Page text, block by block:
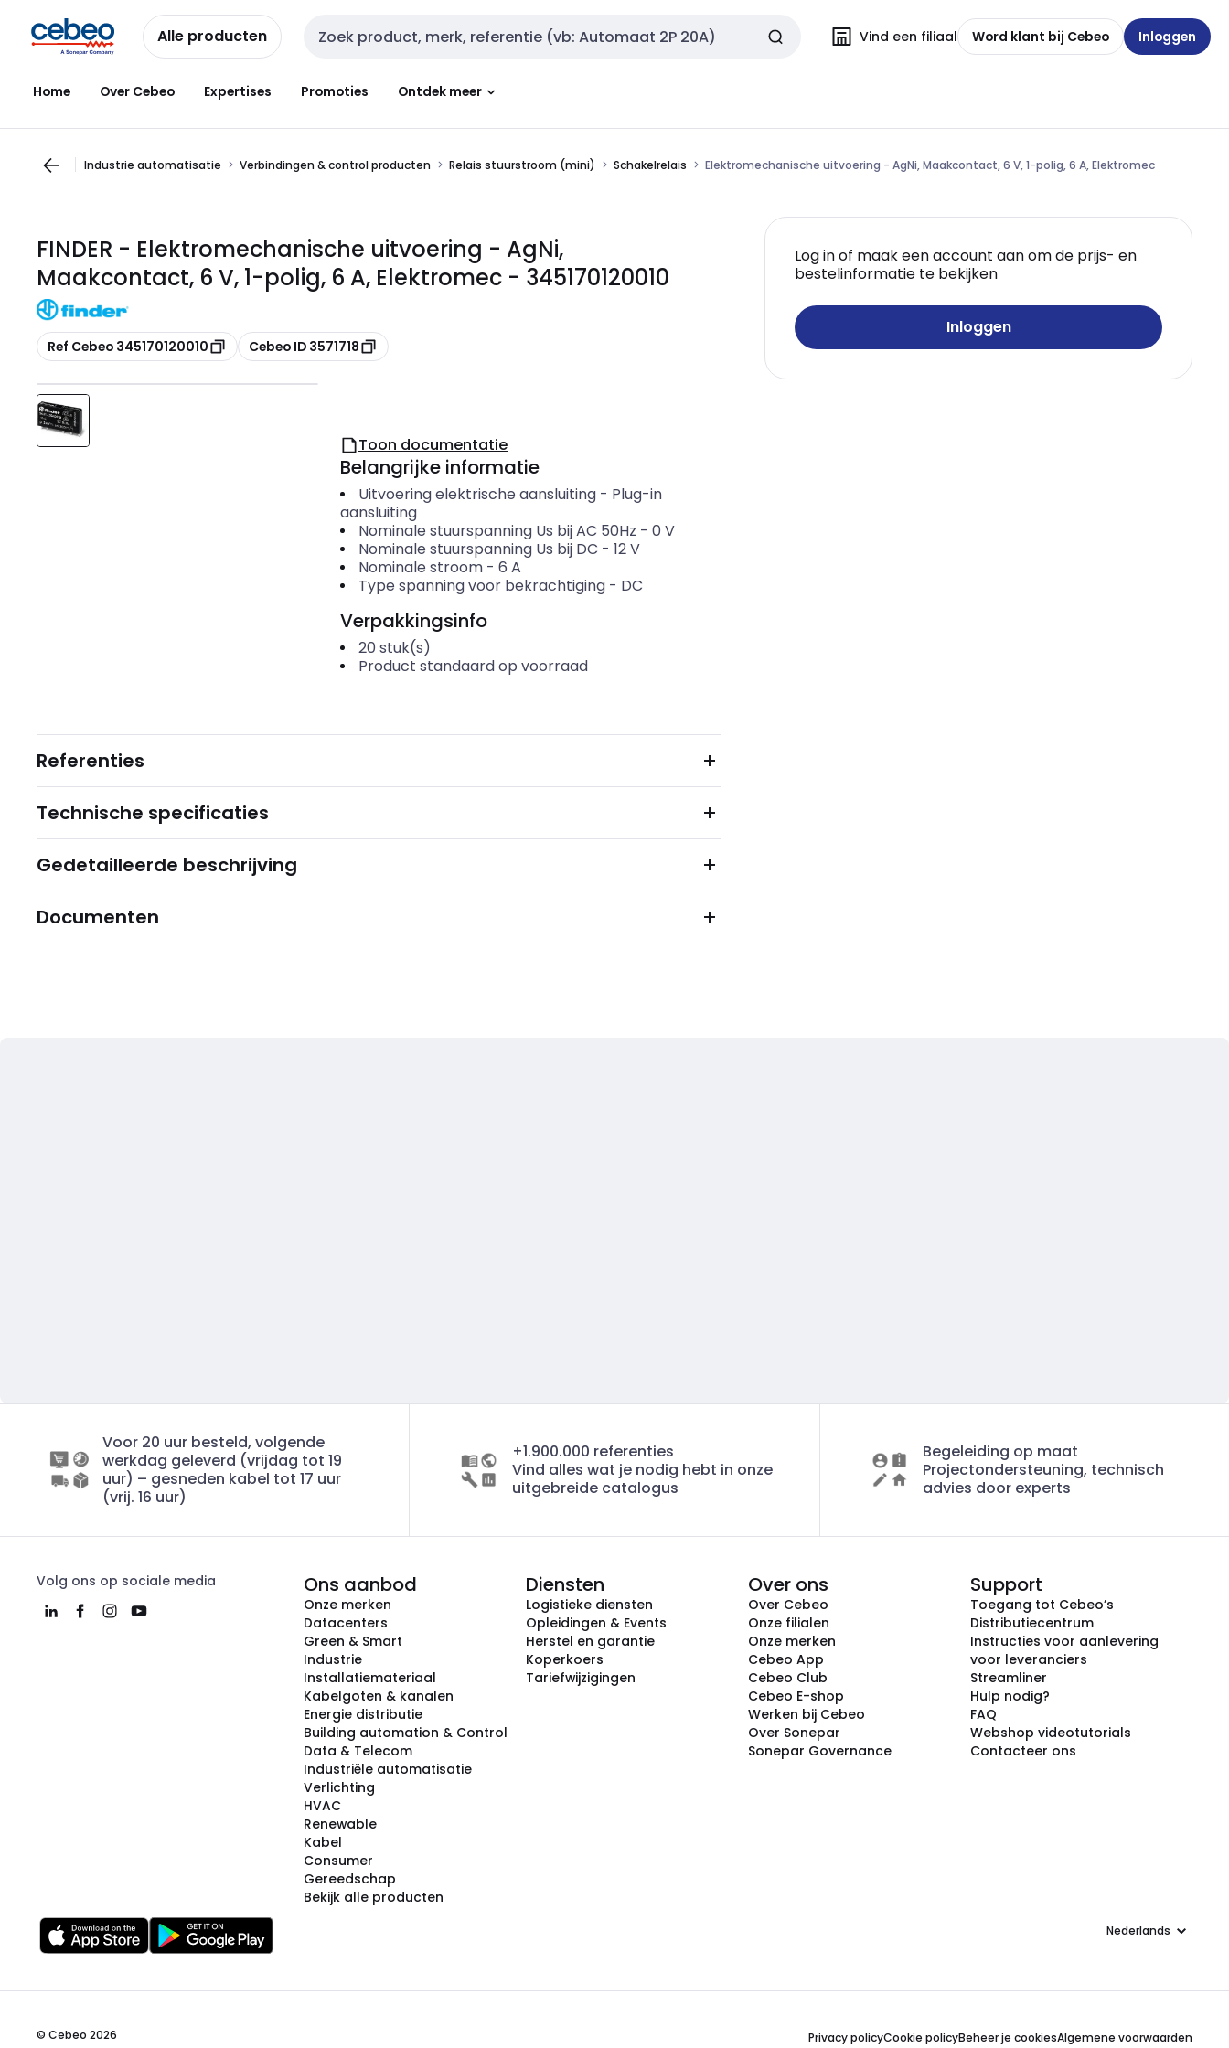
naar
navigatie
naar
inhoud
Alle producten Zoekveld invoer Vind een filiaal Word klant bij Cebeo Inloggen
Home Over Cebeo Expertises Promoties Ontdek meer
Industrie automatisatie Verbindingen & control producten Relais stuurstroom (mini) Schakelrelais Elektromechanische uitvoering - AgNi, Maakcontact, 6 V, 1-polig, 6 A, Elektromec
FINDER - Elektromechanische uitvoering - AgNi,
Maakcontact, 6 V, 1-polig, 6 A, Elektromec - 345170120010
Kopiëren
Ref Cebeo 345170120010 Kopiëren
Cebeo ID 3571718
Log in of maak een account aan om de prijs- en
bestelinformatie te bekijken
Inloggen
Toon documentatie
Belangrijke informatie
Uitvoering elektrische aansluiting- Plug-in
aansluiting
Nominale stuurspanning Us bij AC 50Hz - 0 V
Nominale stuurspanning Us bij DC - 12V
Nominale stroom- 6 A
Type spanning voor bekrachtiging- DC
Verpakkingsinfo
20 stuk(s)
Product standaard op voorraad
Referenties
Technische specificaties
Gedetailleerde beschrijving
Documenten
Voor 20 uur besteld, volgende
werkdag geleverd (vrijdag tot 19
uur) – gesneden kabel tot 17 uur
(vrij. 16 uur)
+1.900.000 referenties
Vind alles wat je nodig hebt in onze
uitgebreide catalogus
Begeleiding op maat
Projectondersteuning, technisch
advies door experts
Volg ons op sociale media Ons aanbod
Onze merken
Datacenters
Green & Smart
Industrie
Installatiemateriaal
Kabelgoten & kanalen
Energie distributie
Building automation & Control
Data & Telecom
Industriële automatisatie
Verlichting
HVAC
Renewable
Kabel
Consumer
Gereedschap
Bekijk alle producten
Diensten
Logistieke diensten
Opleidingen & Events
Herstel en garantie
Koperkoers
Tariefwijzigingen
Over ons
Over Cebeo
Onze filialen
Onze merken
Cebeo App
Cebeo Club
Cebeo E-shop
Werken bij Cebeo
Over Sonepar
Sonepar Governance
Support
Toegang tot Cebeo’s
Distributiecentrum
Instructies voor aanlevering
voor leveranciers
Streamliner
Hulp nodig?
FAQ
Webshop videotutorials
Contacteer ons
Taal
© Cebeo 2026 Privacy policyCookie policyBeheer je cookiesAlgemene voorwaarden